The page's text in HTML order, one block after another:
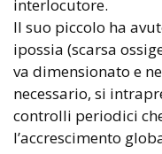
interlocutore.
Il suo piccolo ha
ipossia (scarsa
va dimensionato e
necessario, si
controlli periodici
l’accrescimento